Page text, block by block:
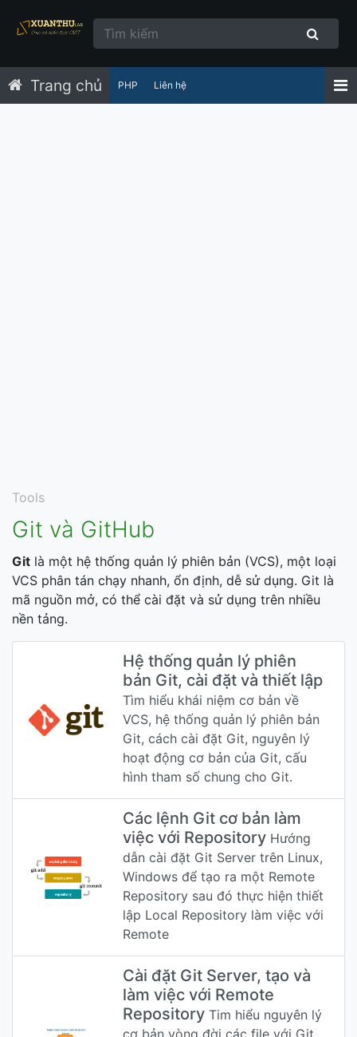
Trang chủ PHP Liên hệ
Tools
Git và GitHub
Git là một hệ thống quản lý phiên bản (VCS), một loại
VCS phân tán chạy nhanh, ổn định, dễ sử dụng. Git là
mã nguồn mở, có thể cài đặt và sử dụng trên nhiều
nền tảng.
Hệ thống quản lý phiên
bản Git, cài đặt và thiết lập
Tìm hiểu khái niệm cơ bản về
VCS, hệ thống quản lý phiên bản
Git, cách cài đặt Git, nguyên lý
hoạt động cơ bản của Git, cấu
hình tham số chung cho Git.
Các lệnh Git cơ bản làm
việc với Repository Hướng
dẫn cài đặt Git Server trên Linux,
Windows để tạo ra một Remote
Repository sau đó thực hiện thiết
lập Local Repository làm việc với
Remote
Cài đặt Git Server, tạo và
làm việc với Remote
Repository Tim hiểu nguyên lý
cơ bản vòng đời các file với Git,